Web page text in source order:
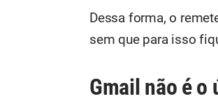
Dessa forma, o
sem que para isso
Gmail não é